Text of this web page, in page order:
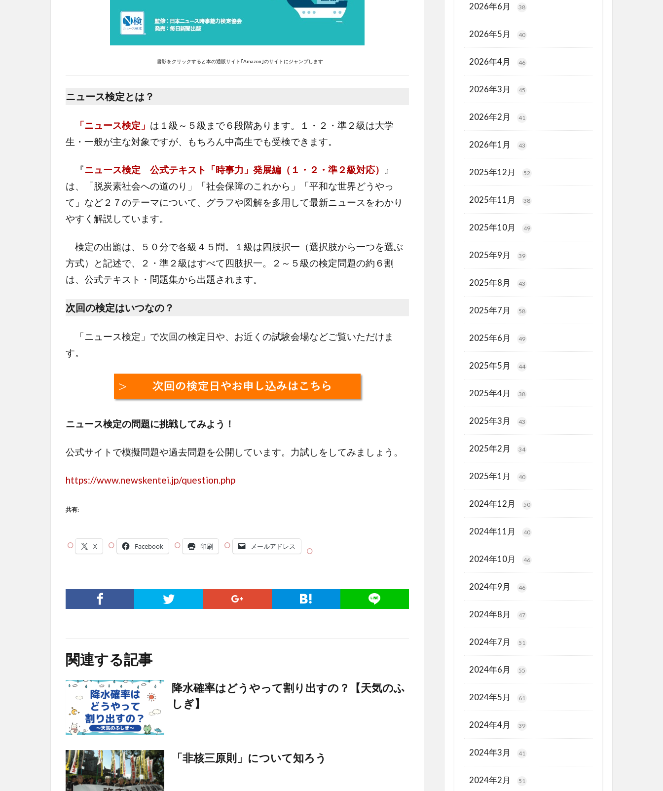
書影をクリックすると本の通販サイト｢Amazon｣のサイトにジャンプします
ニュース検定とは？
「ニュース検定」 は１級～５級まで６段階あります。１・２・準２級は大学
生・一般が主な対象ですが、もちろん中高生でも受検できます。
『ニュース検定 公式テキスト「時事力」発展編（１・２・準２級対応）
』
は、「脱炭素社会への道のり」「社会保障のこれから」「平和な世界どうやっ
て」など２７のテーマについて、グラフや図解を多用して最新ニュースをわかり
やすく解説しています。
検定の出題は、５０分で各級４５問。１級は四肢択一（選択肢から一つを選ぶ
方式）と記述で、２・準２級はすべて四肢択一。２～５級の検定問題の約６割
は、公式テキスト・問題集から出題されます。
次回の検定はいつなの？
「ニュース検定」で次回の検定日や、お近くの試験会場などご覧いただけま
す。
ニュース検定の問題に挑戦してみよう！
公式サイトで模擬問題や過去問題を公開しています。力試しをしてみましょう。
https://www.newskentei.jp/question.php
共有:
X Facebook 印刷 メールアドレス
関連する記事
降水確率はどうやって割り出すの？【天気のふ
しぎ】
「非核三原則」について知ろう
2026年6月 38
2026年5月 40
2026年4月 46
2026年3月 45
2026年2月 41
2026年1月 43
2025年12月 52
2025年11月 38
2025年10月 49
2025年9月 39
2025年8月 43
2025年7月 58
2025年6月 49
2025年5月 44
2025年4月 38
2025年3月 43
2025年2月 34
2025年1月 40
2024年12月 50
2024年11月 40
2024年10月 46
2024年9月 46
2024年8月 47
2024年7月 51
2024年6月 55
2024年5月 61
2024年4月 39
2024年3月 41
2024年2月 51